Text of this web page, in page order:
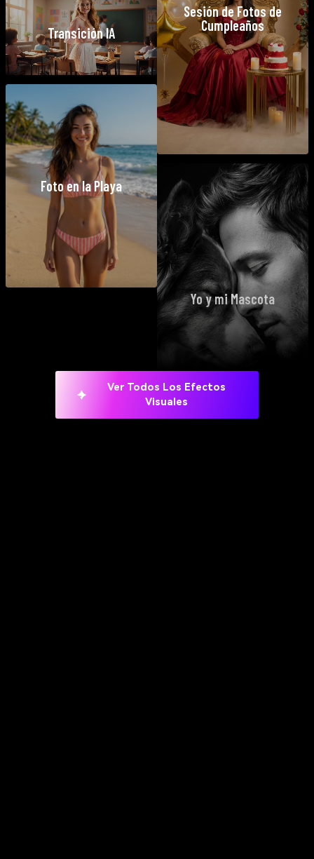
Ver Todos Los Efectos
Visuales
Transición IA
Foto en la Playa
Sesión de Fotos de
Cumpleaños
Yo y mi Mascota